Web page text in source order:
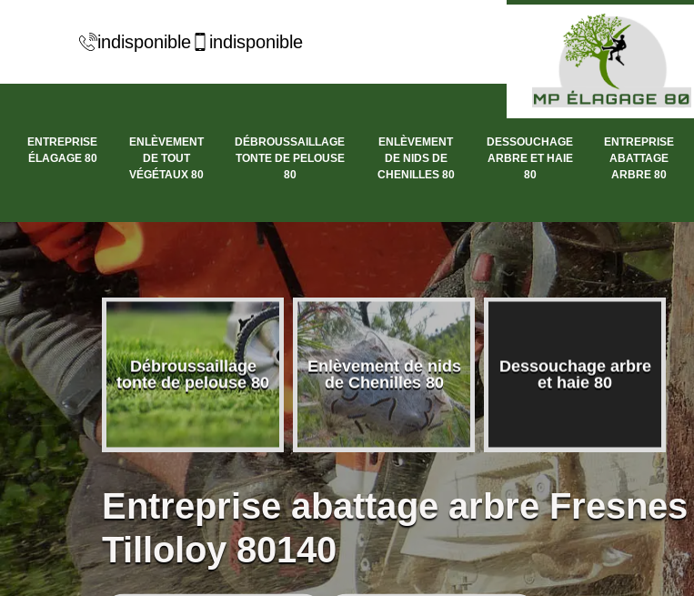
indisponible indisponible
ENTREPRISE
ÉLAGAGE 80
ENLÈVEMENT
DE TOUT
VÉGÉTAUX 80
DÉBROUSSAILLAGE
TONTE DE PELOUSE
80
ENLÈVEMENT
DE NIDS DE
CHENILLES 80
DESSOUCHAGE
ARBRE ET HAIE
80
ENTREPRISE
ABATTAGE
ARBRE 80
de tout
80
Débroussaillage
tonte de pelouse 80
Enlèvement de nids
de Chenilles 80
Dessouchage arbre
et haie 80
Entreprise abattage arbre Fresnes
Tilloloy 80140